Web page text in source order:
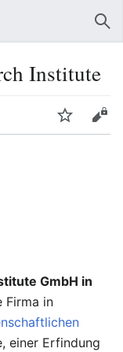
Institute
Beobachten Bearbeiten
GmbH in
Firma in
einer Erfindung